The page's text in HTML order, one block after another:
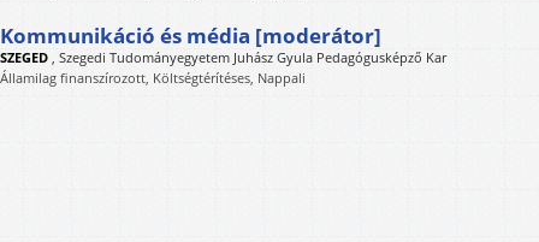
Kommunikáció és média [moderátor]
SZEGED , Szegedi Tudományegyetem Juhász Gyula Pedagógusképző Kar
Államilag finanszírozott, Költségtérítéses, Nappali